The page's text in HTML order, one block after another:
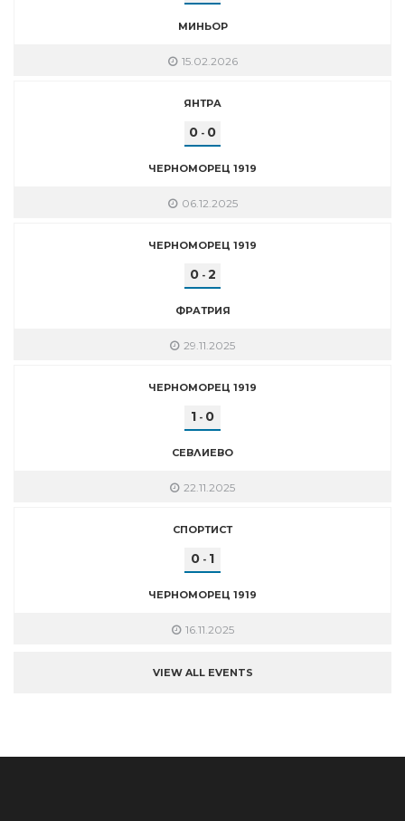
МИНЬОР
15.02.2026
ЯНТРА
0 - 0
ЧЕРНОМОРЕЦ 1919
06.12.2025
ЧЕРНОМОРЕЦ 1919
0- 2
ФРАТРИЯ
29.11.2025
ЧЕРНОМОРЕЦ 1919
1 - 0
СЕВЛИЕВО
22.11.2025
СПОРТИСТ
0 - 1
ЧЕРНОМОРЕЦ 1919
16.11.2025
VIEW ALL EVENTS